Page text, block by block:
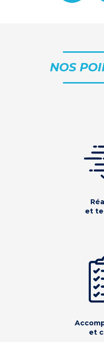
NOS
et
et